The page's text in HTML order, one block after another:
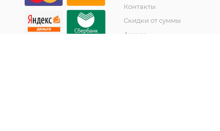
Контакты
Скидки от суммы
Акции